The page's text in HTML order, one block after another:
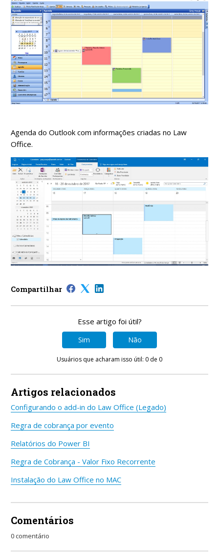
Agenda do Outlook com informações criadas no Law
Office.
Compartilhar
Esse artigo foi útil?
Sim Não
Usuários que acharam isso útil: 0 de 0
Artigos relacionados
Configurando o add-in do Law Office (Legado)
Regra de cobrança por evento
Relatórios do Power BI
Regra de Cobrança - Valor Fixo Recorrente
Instalação do Law Office no MAC
Comentários
0 comentário